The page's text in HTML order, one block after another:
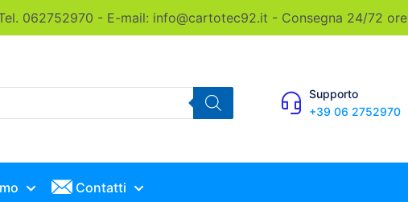
062752970 - E-mail: info@cartotec92.it - Consegna 24/72 ore
Supporto
+39 06 2752970
Contatti